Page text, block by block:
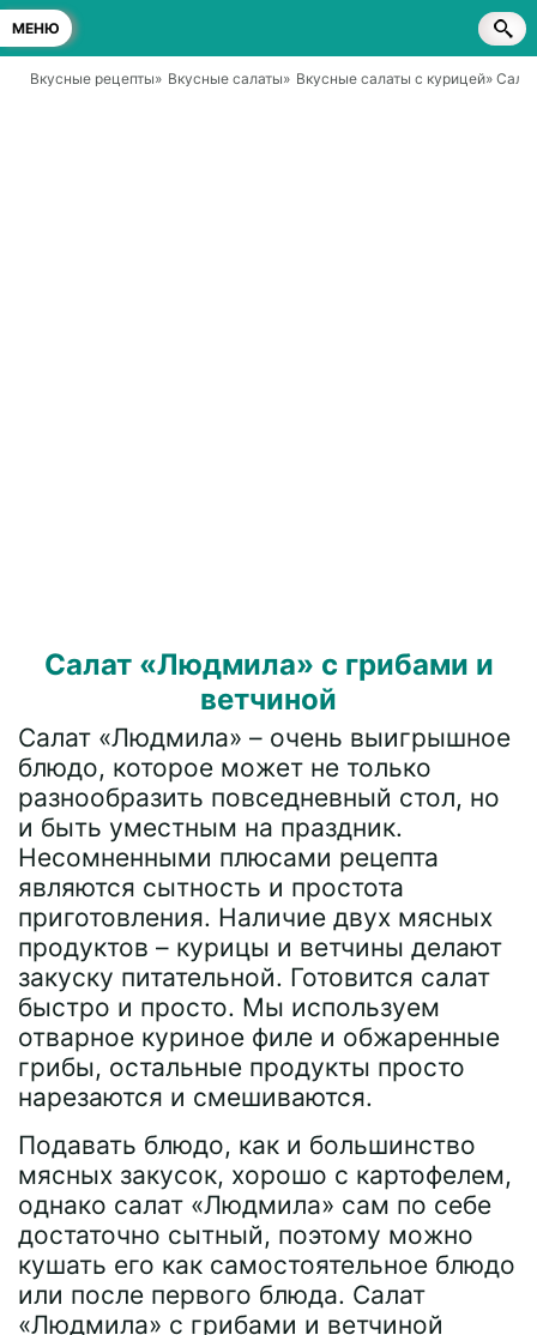
МЕНЮ
Вкусные рецепты» Вкусные салаты» Вкусные салаты с курицей»
Салат «Людмила» с грибами и
ветчиной
Салат «Людмила» – очень выигрышное
блюдо, которое может не только
разнообразить повседневный стол, но
и быть уместным на праздник.
Несомненными плюсами рецепта
являются сытность и простота
приготовления. Наличие двух мясных
продуктов – курицы и ветчины делают
закуску питательной. Готовится салат
быстро и просто. Мы используем
отварное куриное филе и обжаренные
грибы, остальные продукты просто
нарезаются и смешиваются.
Подавать блюдо, как и большинство
мясных закусок, хорошо с картофелем,
однако салат «Людмила» сам по себе
достаточно сытный, поэтому можно
кушать его как самостоятельное блюдо
или после первого блюда. Салат
«Людмила» с грибами и ветчиной